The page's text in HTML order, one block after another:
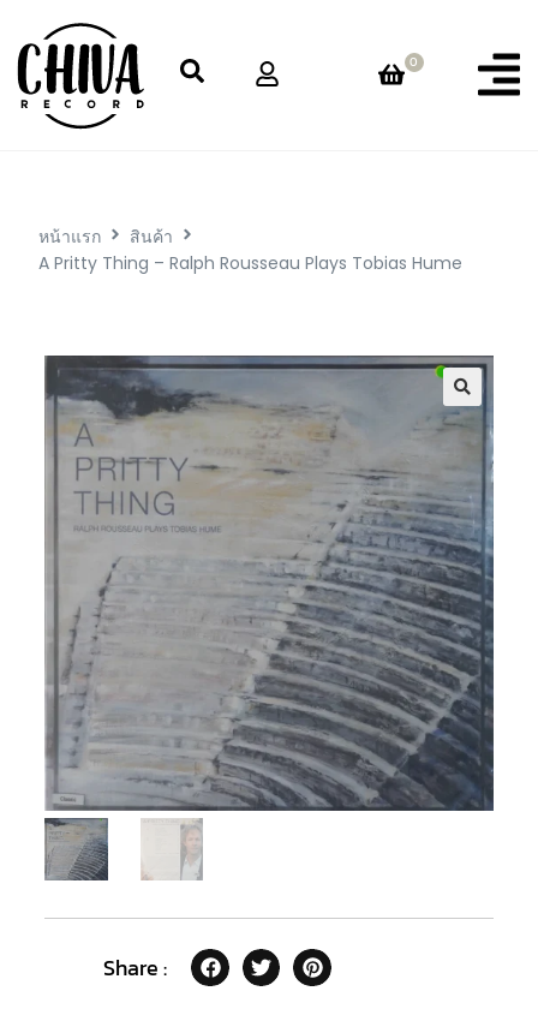
0
หน้าแรก
สินค้า
A Pritty Thing – Ralph Rousseau Plays Tobias Hume
Share :